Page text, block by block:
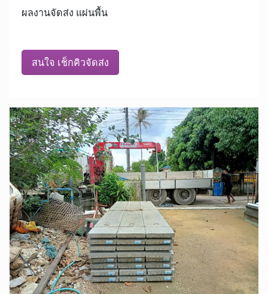
ผลงานจัดส่ง แผ่นพื้น
สนใจ เช็กคิวจัดส่ง